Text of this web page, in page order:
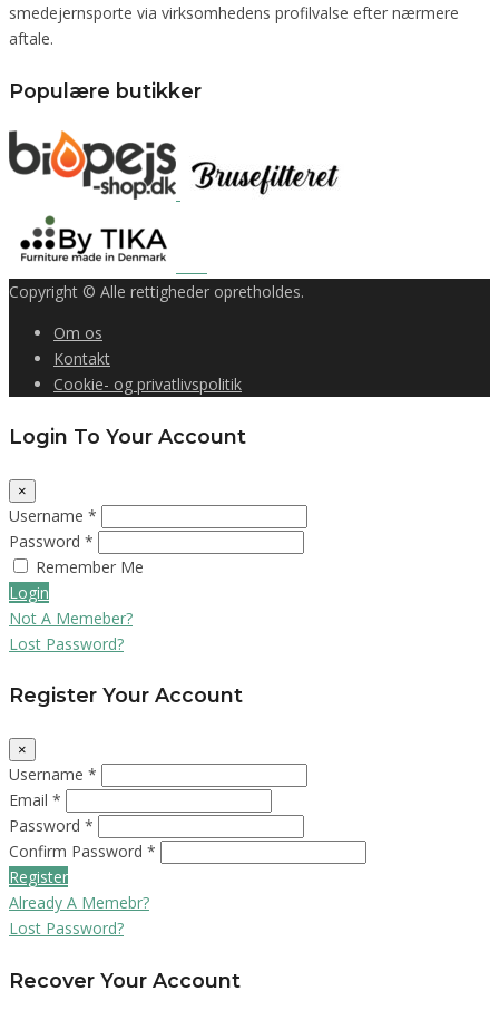
smedejernsporte via virksomhedens profilvalse efter nærmere
aftale.
Populære butikker
Copyright © Alle rettigheder opretholdes.
Om os
Kontakt
Cookie- og privatlivspolitik
Login To Your Account
×
Username *
Password *
Remember Me
Login
Not A Memeber?
Lost Password?
Register Your Account
×
Username *
Email *
Password *
Confirm Password *
Register
Already A Memebr?
Lost Password?
Recover Your Account